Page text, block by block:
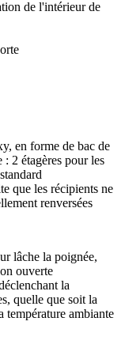
de l'intérieur de
en forme de bac de
2 étagères pour les
que les récipients ne
renversées
lâche la poignée,
ouverte
la
quelle que soit la
température ambiante